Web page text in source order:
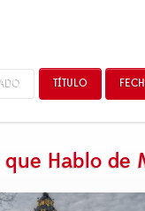
TÍTULO
que Hablo de